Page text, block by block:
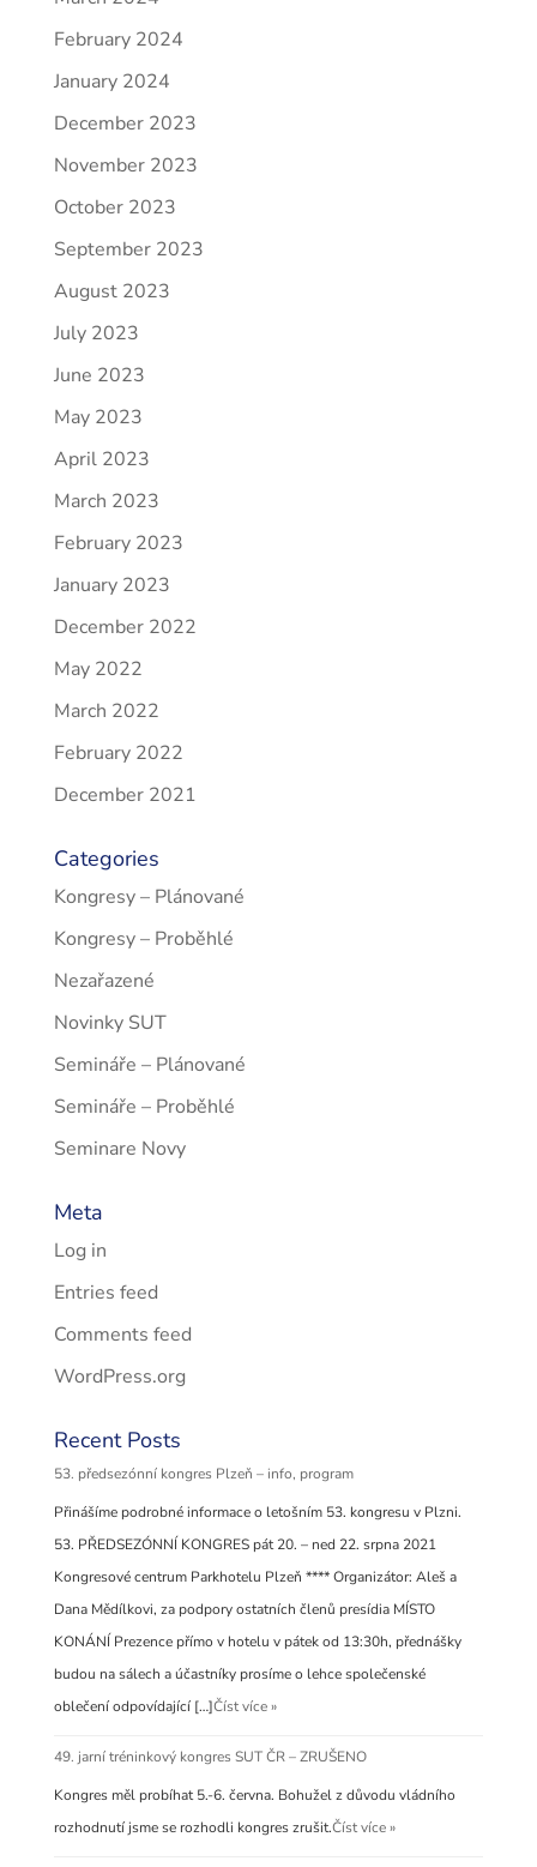
February 2024
January 2024
December 2023
November 2023
October 2023
September 2023
August 2023
July 2023
June 2023
May 2023
April 2023
March 2023
February 2023
January 2023
December 2022
May 2022
March 2022
February 2022
December 2021
Categories
Kongresy – Plánované
Kongresy – Proběhlé
Nezařazené
Novinky SUT
Semináře – Plánované
Semináře – Proběhlé
Seminare Novy
Meta
Log in
Entries feed
Comments feed
WordPress.org
Recent Posts
53. předsezónní kongres Plzeň – info, program
Přinášíme podrobné informace o letošním 53. kongresu v Plzni.
53. PŘEDSEZÓNNÍ KONGRES pát 20. – ned 22. srpna 2021
Kongresové centrum Parkhotelu Plzeň **** Organizátor: Aleš a
Dana Mědílkovi, za podpory ostatních členů presídia MÍSTO
KONÁNÍ Prezence přímo v hotelu v pátek od 13:30h, přednášky
budou na sálech a účastníky prosíme o lehce společenské
oblečení odpovídající […]Číst více »
49. jarní tréninkový kongres SUT ČR – ZRUŠENO
Kongres měl probíhat 5.-6. června. Bohužel z důvodu vládního
rozhodnutí jsme se rozhodli kongres zrušit.Číst více »